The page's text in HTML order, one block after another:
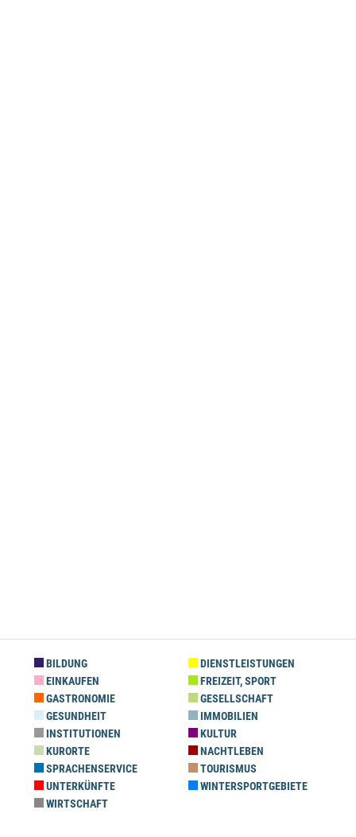
BILDUNG
DIENSTLEISTUNGEN
EINKAUFEN
FREIZEIT, SPORT
GASTRONOMIE
GESELLSCHAFT
GESUNDHEIT
IMMOBILIEN
INSTITUTIONEN
KULTUR
KURORTE
NACHTLEBEN
SPRACHENSERVICE
TOURISMUS
UNTERKÜNFTE
WINTERSPORTGEBIETE
WIRTSCHAFT